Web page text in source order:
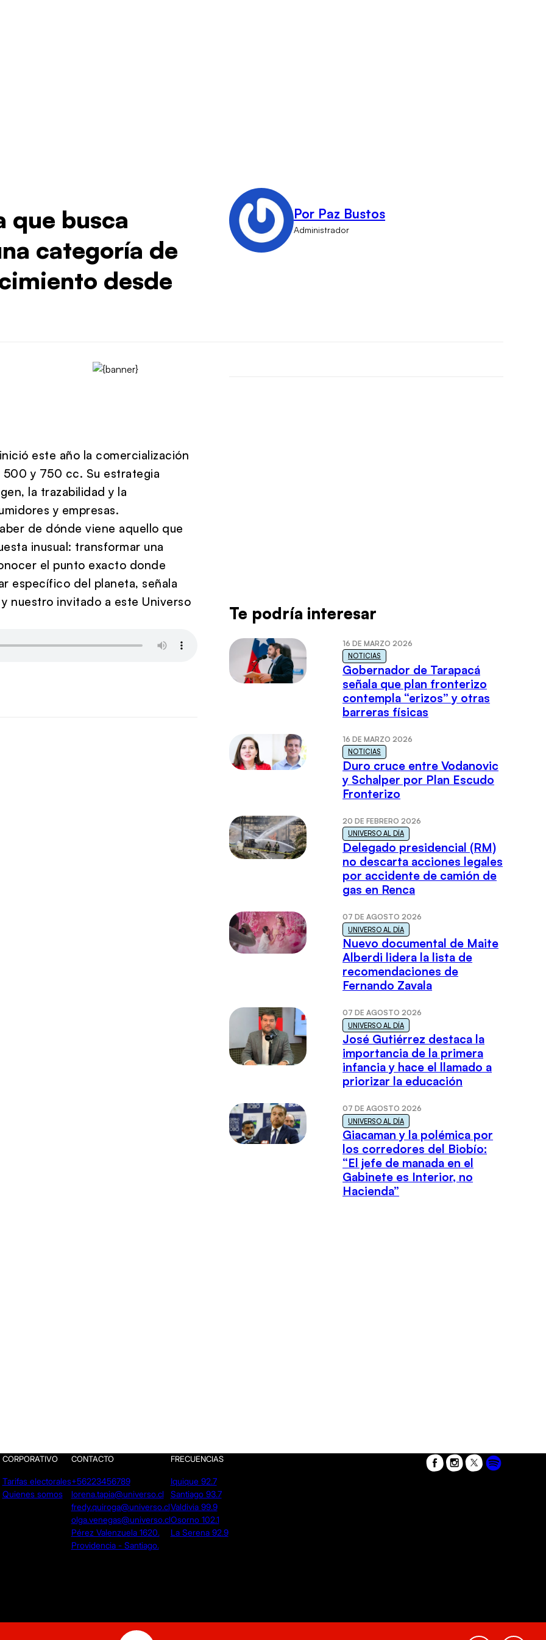
que busca
categoría de
desde
Por Paz Bustos
Administrador
este año la comercialización
y 750 cc. Su estrategia
la trazabilidad y la
y empresas.
de dónde viene aquello que
inusual: transformar una
el punto exacto donde
específico del planeta, señala
nuestro invitado a este Universo
Te podría interesar
16 DE MARZO 2026
NOTICIAS
Gobernador de Tarapacá
señala que plan fronterizo
contempla “erizos” y otras
barreras físicas
16 DE MARZO 2026
NOTICIAS
Duro cruce entre Vodanovic
y Schalper por Plan Escudo
Fronterizo
20 DE FEBRERO 2026
UNIVERSO AL DÍA
Delegado presidencial (RM)
no descarta acciones legales
por accidente de camión de
gas en Renca
07 DE AGOSTO 2026
UNIVERSO AL DÍA
Nuevo documental de Maite
Alberdi lidera la lista de
recomendaciones de
Fernando Zavala
07 DE AGOSTO 2026
UNIVERSO AL DÍA
José Gutiérrez destaca la
importancia de la primera
infancia y hace el llamado a
priorizar la educación
07 DE AGOSTO 2026
UNIVERSO AL DÍA
Giacaman y la polémica por
los corredores del Biobío:
“El jefe de manada en el
Gabinete es Interior, no
Hacienda”
CORPORATIVO
Tarifas electorales
Quienes somos
CONTACTO
+56223456789
lorena.tapia@universo.cl
fredy.quiroga@universo.cl
olga.venegas@universo.cl
Pérez Valenzuela 1620.
Providencia - Santiago.
FRECUENCIAS
Iquique 92.7
Santiago 93.7
Valdivia 99.9
Osorno 102.1
La Serena 92.9